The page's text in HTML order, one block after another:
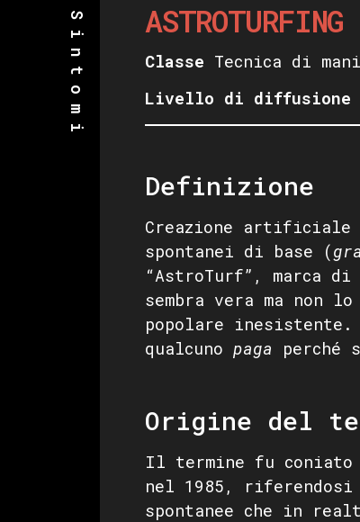
Sintomi ASTROTURFING
Classe Tecnica di
Livello di diffusione
Definizione
Creazione artificiale
spontanei di base (
“AstroTurf”, marca
sembra vera ma non
popolare inesistente.
qualcuno paga perché
Origine del
Il termine fu coniato
nel 1985, riferendosi
spontanee che in